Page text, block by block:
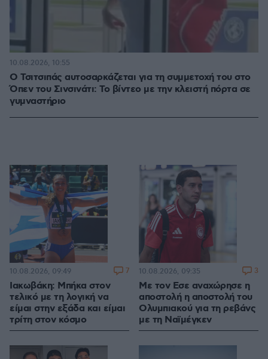
Ο Τσιτσιπάς αυτοσαρκάζεται για τη συμμετοχή του στο
Όπεν του Σινσινάτι: Το βίντεο με την κλειστή πόρτα σε
γυμναστήριο
10.08.2026, 10:55
Ιακωβάκη: Μπήκα στον
τελικό με τη λογική να
είμαι στην εξάδα και είμαι
τρίτη στον κόσμο
10.08.2026, 09:49 7
Με τον Εσε αναχώρησε η
αποστολή η αποστολή του
Ολυμπιακού για τη ρεβάνς
με τη Ναϊμέγκεν
10.08.2026, 09:35 3